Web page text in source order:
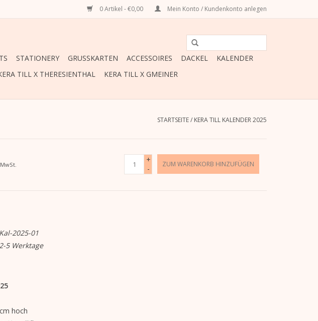
0 Artikel - €0,00 Mein Konto / Kundenkonto anlegen
STATIONERY GRUSSKARTEN ACCESSOIRES DACKEL
KALENDER
TILL X THERESIENTHAL KERA TILL X GMEINER
STARTSEITE/ KERA TILL KALENDER 2025
+
-
ZUM WARENKORB HINZUFÜGEN
Kal-2025-01
5 Werktage
hoch